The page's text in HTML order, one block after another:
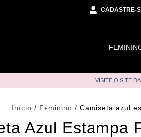
CADASTRE-
VISITE O SITE
Início / Feminino / Camiseta azul
Azul Estampa